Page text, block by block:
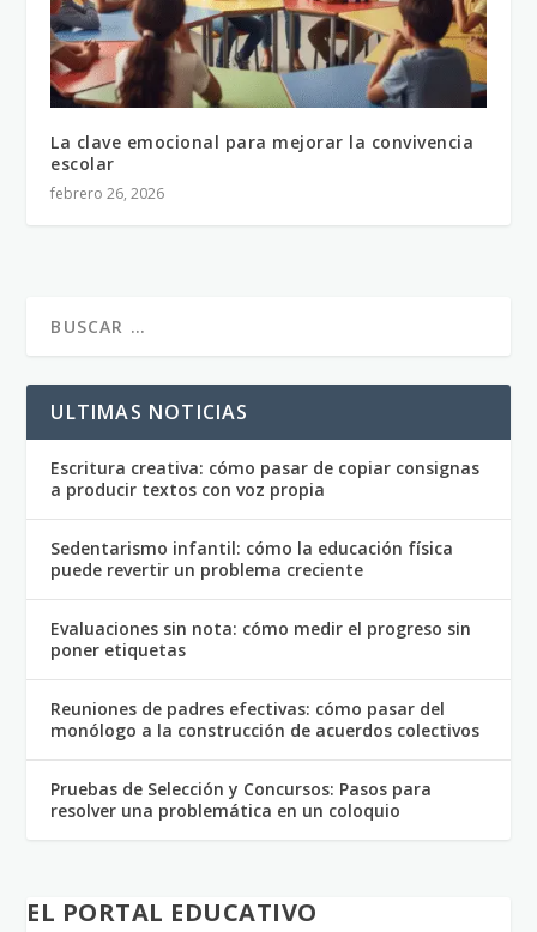
La clave emocional para mejorar la convivencia
escolar
febrero 26, 2026
ULTIMAS NOTICIAS
Escritura creativa: cómo pasar de copiar consignas
a producir textos con voz propia
Sedentarismo infantil: cómo la educación física
puede revertir un problema creciente
Evaluaciones sin nota: cómo medir el progreso sin
poner etiquetas
Reuniones de padres efectivas: cómo pasar del
monólogo a la construcción de acuerdos colectivos
Pruebas de Selección y Concursos: Pasos para
resolver una problemática en un coloquio
EL PORTAL EDUCATIVO